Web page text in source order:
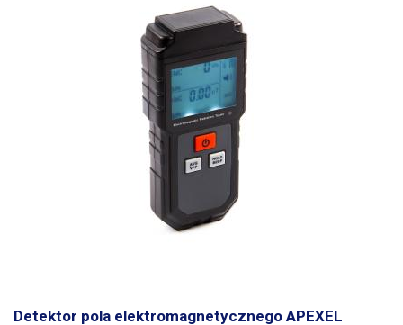
przewód L - PE (faza - masa) LIVE - NEUTRAL REVERSE przełączony
przewód L - N (neutralny - faza) BRAK NEUTRALNY brak N (neutralny)
Przycisk 30mA - służy do testowania poprawności działania
zabezpieczenia prądowego. Tester jest przeznaczony do
jednofazowych systemów dystrybucji TN-S.
Detektor pola elektromagnetycznego APEXEL